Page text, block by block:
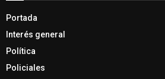
Portada
Interés general
Política
Policiales